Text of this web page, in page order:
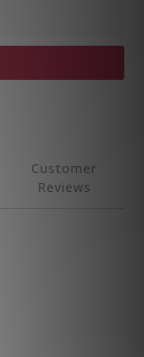
Customer
Reviews